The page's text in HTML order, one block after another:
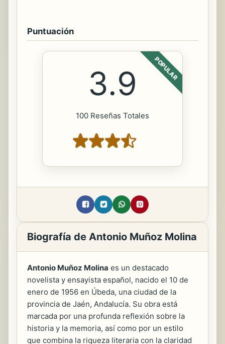
Puntuación
POPULAR
3.9
100 Reseñas Totales
Biografía de Antonio Muñoz Molina
Antonio Muñoz Molina es un destacado
novelista y ensayista español, nacido el 10 de
enero de 1956 en Úbeda, una ciudad de la
provincia de Jaén, Andalucía. Su obra está
marcada por una profunda reflexión sobre la
historia y la memoria, así como por un estilo
que combina la riqueza literaria con la claridad